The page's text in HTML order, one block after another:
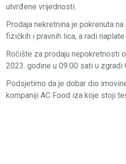
utvrđene vrijednosti.
Prodaja nekretnina je pokrenuta
fizičkih i pravnih lica, a radi naplate
Ročište za prodaju nepokretnosti
2023. godine u 09.00 sati u zgradi
Podsjetimo da je dobar dio
kompaniji AC Food iza koje stoji